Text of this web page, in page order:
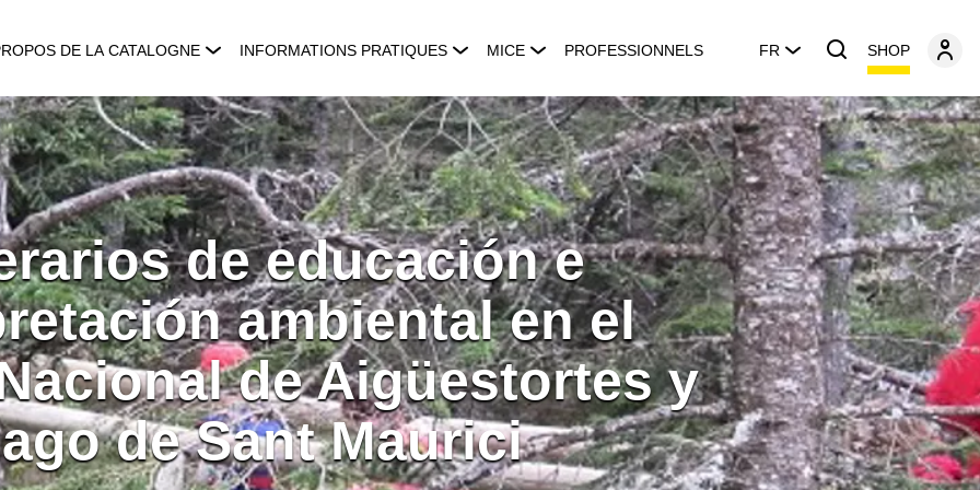
DE LA CATALOGNE INFORMATIONS PRATIQUES MICE PROFESSIONNELS FR SHOP
de educación e
ambiental en el
de Aigüestortes y
de Sant Maurici